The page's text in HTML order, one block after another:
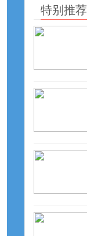
特别推荐